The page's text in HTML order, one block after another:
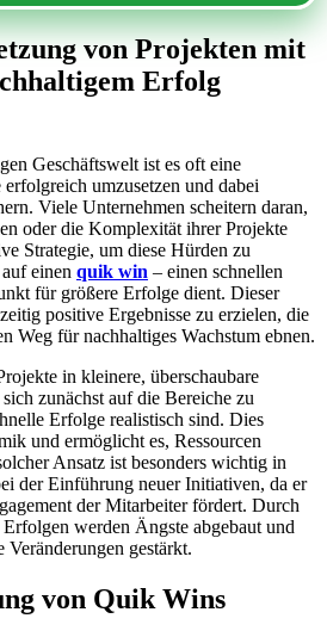
von Projekten mit
Erfolg
Geschäftswelt ist es oft eine
umzusetzen und dabei
Viele Unternehmen scheitern daran,
oder die Komplexität ihrer Projekte
Strategie, um diese Hürden zu
einen quik win – einen schnellen
für größere Erfolge dient. Dieser
positive Ergebnisse zu erzielen, die
Weg für nachhaltiges Wachstum ebnen.
in kleinere, überschaubare
zunächst auf die Bereiche zu
Erfolge realistisch sind. Dies
und ermöglicht es, Ressourcen
Ansatz ist besonders wichtig in
der Einführung neuer Initiativen, da er
der Mitarbeiter fördert. Durch
werden Ängste abgebaut und
gestärkt.
von Quik Wins